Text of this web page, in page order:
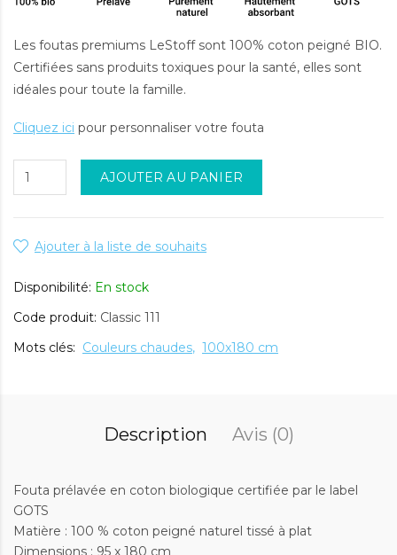
Les foutas premiums LeStoff sont 100% coton peigné BIO.
Certifiées sans produits toxiques pour la santé, elles sont
idéales pour toute la famille.
Cliquez ici pour personnaliser votre fouta
AJOUTER AU PANIER
Ajouter à la liste de souhaits
Disponibilité: En stock
Code produit: Classic 111
Mots clés: Couleurs chaudes 100x180 cm
Description Avis (0)
Fouta prélavée en coton biologique certifiée par le label
GOTS
Matière : 100 % coton peigné naturel tissé à plat
Dimensions : 95 x 180 cm